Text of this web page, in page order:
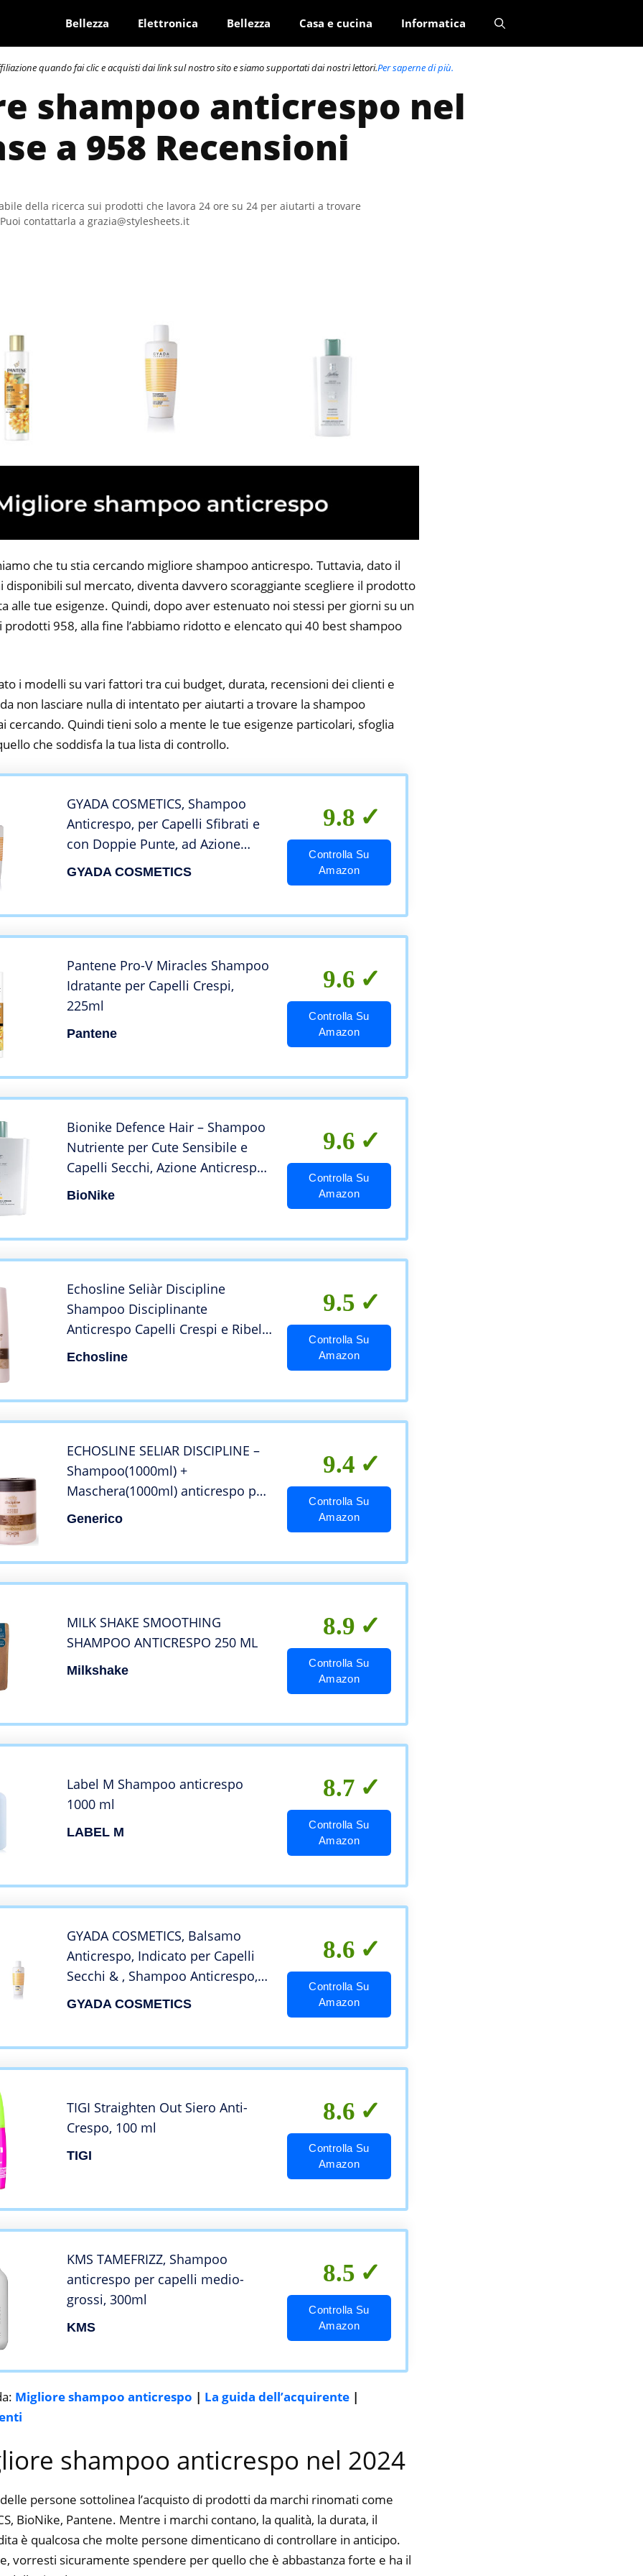
Bellezza Elettronica Bellezza Casa e cucina Informatica
quando fai clic e acquisti dai link sul nostro sito e siamo supportati dai nostri lettori.Per saperne di più.
shampoo anticrespo nel
a 958 Recensioni
della ricerca sui prodotti che lavora 24 ore su 24 per aiutarti a trovare
contattarla a grazia@stylesheets.it
che tu stia cercando migliore shampoo anticrespo. Tuttavia, dato il
disponibili sul mercato, diventa davvero scoraggiante scegliere il prodotto
alle tue esigenze. Quindi, dopo aver estenuato noi stessi per giorni su un
958, alla fine l’abbiamo ridotto e elencato qui 40 best shampoo
i modelli su vari fattori tra cui budget, durata, recensioni dei clienti e
non lasciare nulla di intentato per aiutarti a trovare la shampoo
cercando. Quindi tieni solo a mente le tue esigenze particolari, sfoglia
che soddisfa la tua lista di controllo.
GYADA COSMETICS, Shampoo
Anticrespo, per Capelli Sfibrati e
con Doppie Punte, ad Azione
Condizionante e Disciplinante,
GYADA COSMETICS
9.8
Controlla Su
Amazon
Pantene Pro-V Miracles Shampoo
Idratante per Capelli Crespi,
225ml
Pantene
9.6
Controlla Su
Amazon
Bionike Defence Hair – Shampoo
Nutriente per Cute Sensibile e
Capelli Secchi, Azione Anticrespo
e Disciplinante, Deterge
BioNike
9.6
Controlla Su
Amazon
Echosline Seliàr Discipline
Shampoo Disciplinante
Anticrespo Capelli Crespi e Ribelli,
1000 ml
Echosline
9.5
Controlla Su
Amazon
ECHOSLINE SELIAR DISCIPLINE –
Shampoo(1000ml) +
Maschera(1000ml) anticrespo per
capelli indisciplinati crespi e
Generico
9.4
Controlla Su
Amazon
MILK SHAKE SMOOTHING
SHAMPOO ANTICRESPO 250 ML
Milkshake
8.9
Controlla Su
Amazon
Label M Shampoo anticrespo
1000 ml
LABEL M
8.7
Controlla Su
Amazon
GYADA COSMETICS, Balsamo
Anticrespo, Indicato per Capelli
Secchi & , Shampoo Anticrespo,
per Capelli Sfibrati e con Doppie
GYADA COSMETICS
8.6
Controlla Su
Amazon
TIGI Straighten Out Siero Anti-
Crespo, 100 ml
TIGI
8.6
Controlla Su
Amazon
KMS TAMEFRIZZ, Shampoo
anticrespo per capelli medio-
grossi, 300ml
KMS
8.5
Controlla Su
Amazon
Migliore shampoo anticrespo | La guida dell’acquirente |
shampoo anticrespo nel 2024
persone sottolinea l’acquisto di prodotti da marchi rinomati come
BioNike, Pantene. Mentre i marchi contano, la qualità, la durata, il
è qualcosa che molte persone dimenticano di controllare in anticipo.
vorresti sicuramente spendere per quello che è abbastanza forte e ha il